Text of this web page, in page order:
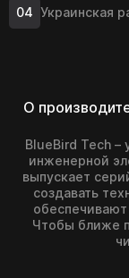
Украинская
О
BlueBird Tech –
инженерной
выпускает
создавать
Чтобы ближе